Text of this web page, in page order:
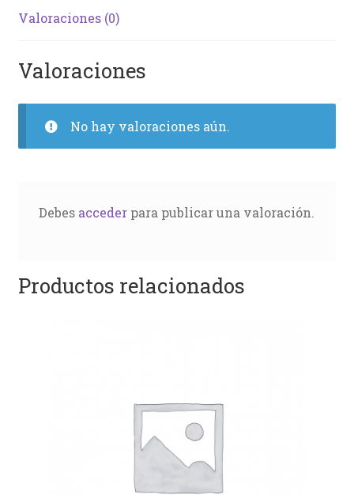
Valoraciones (0)
Valoraciones
No hay valoraciones aún.
Debes accederpara publicar una valoración.
Productos relacionados